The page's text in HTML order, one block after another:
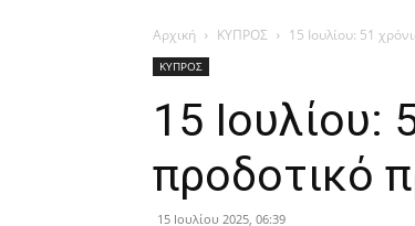
Αρχική ΚΥΠΡΟΣ 15 Ιουλίου: 51
ΚΥΠΡΟΣ
15 Ιουλίου:
προδοτικό
15 Ιουλίου 2025, 06:39